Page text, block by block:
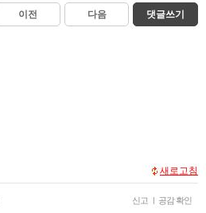
이전 다음 댓글쓰기
새로고침
신고 공감 확인